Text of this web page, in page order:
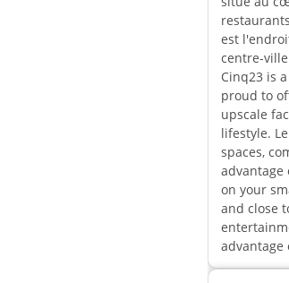
est
centre-
Cinq23 is
proud to
upscale
lifestyle.
spaces,
on your
and close
advantage